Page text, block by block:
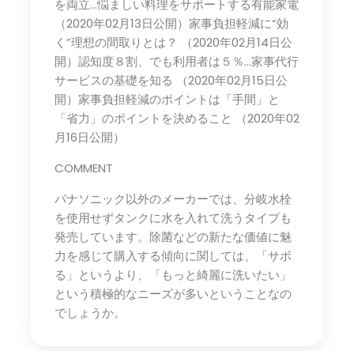
を両立…悩ましい料理をサポートする有能家電
（2020年02月13日公開）家事負担軽減に“効
く”理想の間取りとは？ （2020年02月14日公
開）認知度８割、でも利用者は５％…家事代行
サービスの基礎を知る （2020年02月15日公
開）家事負担軽減のポイントは「手間」と
「省力」のポイントを決めること （2020年02
月16日公開）
COMMENT
パナソニック以外のメーカーでは、分岐水栓
を使用せずタンクに水を入れて洗うタイプも
発売しています。除菌などの新たな価値に魅
力を感じて購入する傾向に関しては、「サボ
る」というより、「もっと綺麗に洗いたい」
という積極的なニーズが多いということなの
でしょうか。